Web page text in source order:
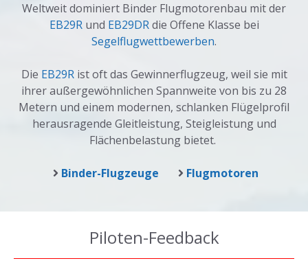
Weltweit dominiert Binder Flugmotorenbau mit der
EB29Rund EB29DRdie Offene Klasse bei
Segelflugwettbewerben.
Die EB29Rist oft das Gewinnerflugzeug, weil sie mit
ihrer außergewöhnlichen Spannweite von bis zu 28
Metern und einem modernen, schlanken Flügelprofil
herausragende Gleitleistung, Steigleistung und
Flächenbelastung bietet.
Binder-Flugzeuge Flugmotoren
Piloten-Feedback